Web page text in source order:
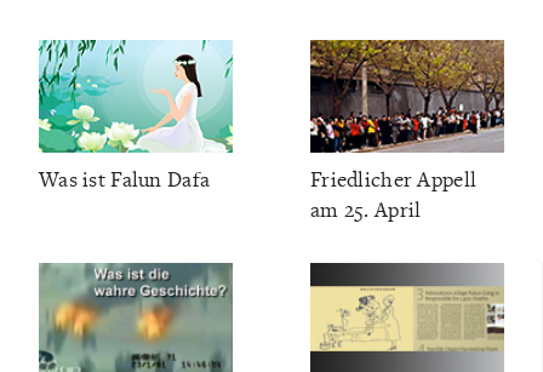
Was ist Falun Dafa
Friedlicher Appell
am 25. April